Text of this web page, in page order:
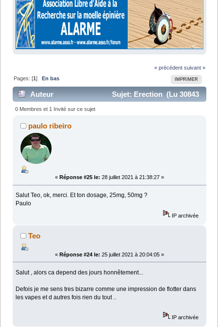
« précédent suivant »
IMPRIMER
Pages: [1] En bas
Auteur
Sujet: Erection (Lu 30843
fois)
0 Membres et 1 Invité sur ce sujet
paulo ribeiro
« Réponse #25 le: 28 juillet 2021 à 21:38:27 »
Salut Teo, ok, merci. Et ton dosage, 25mg, 50mg ?
Paulo
IP archivée
Teo
« Réponse #24 le: 25 juillet 2021 à 20:04:05 »
Salut , alors ca depend des jours honnêtement...
Defois je me sens tres bizarre comme une impression de flotter dans
les vapes et d autres fois rien du tout ..
IP archivée